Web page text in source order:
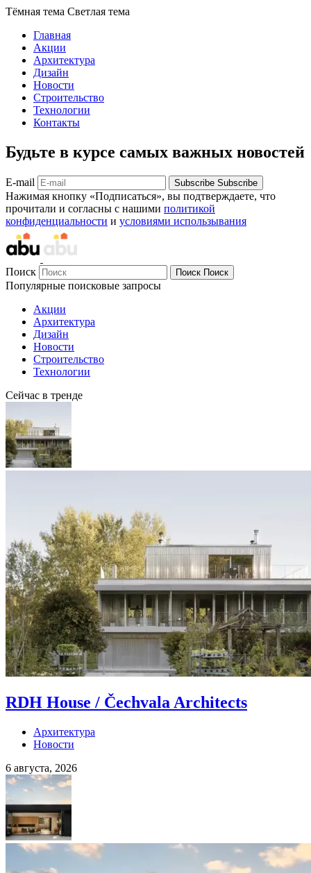
Тёмная тема Светлая тема
Главная
Акции
Архитектура
Дизайн
Новости
Строительство
Технологии
Контакты
Будьте в курсе самых важных новостей
E-mail Subscribe Subscribe
Нажимая кнопку «Подписаться», вы подтверждаете, что
прочитали и согласны с нашими политикой
конфиденциальности и условиями использывания
Поиск Поиск Поиск
Популярные поисковые запросы
Акции
Архитектура
Дизайн
Новости
Строительство
Технологии
Сейчас в тренде
RDH House / Čechvala Architects
Архитектура
Новости
6 августа, 2026